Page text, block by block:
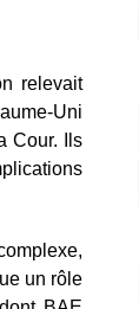
relevait
Uni
Cour. Ils
un rôle